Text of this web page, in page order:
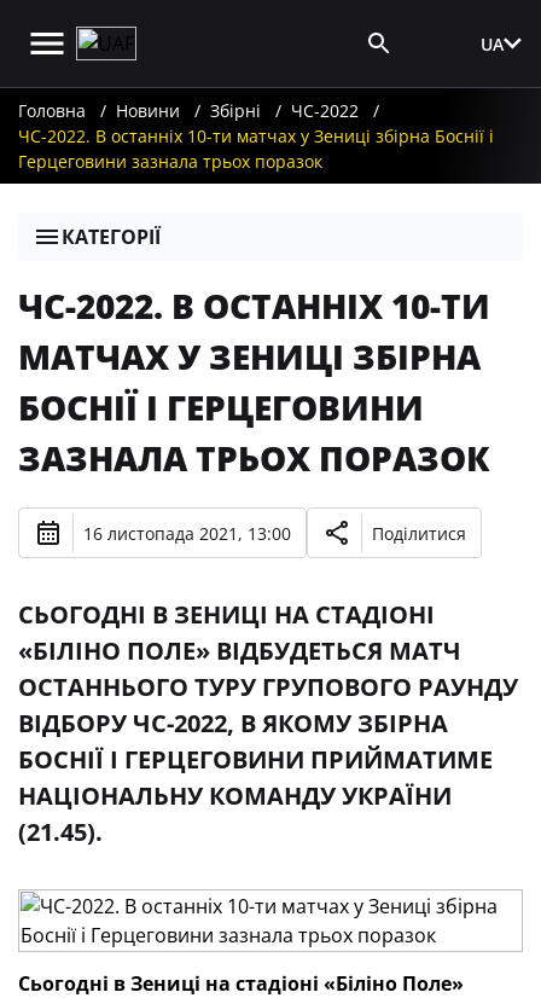
UA
Головна Новини Збірні
ЧС-2022
ЧС-2022. В останніх 10-ти матчах у Зениці збірна Боснії і
Герцеговини зазнала трьох поразок
КАТЕГОРІЇ
ЧС-2022. В ОСТАННІХ 10-ТИ
МАТЧАХ У ЗЕНИЦІ ЗБІРНА
БОСНІЇ І ГЕРЦЕГОВИНИ
ЗАЗНАЛА ТРЬОХ ПОРАЗОК
16 листопада 2021, 13:00 Поділитися
СЬОГОДНІ В ЗЕНИЦІ НА СТАДІОНІ
«БІЛІНО ПОЛЕ» ВІДБУДЕТЬСЯ МАТЧ
ОСТАННЬОГО ТУРУ ГРУПОВОГО РАУНДУ
ВІДБОРУ ЧС-2022, В ЯКОМУ ЗБІРНА
БОСНІЇ І ГЕРЦЕГОВИНИ ПРИЙМАТИМЕ
НАЦІОНАЛЬНУ КОМАНДУ УКРАЇНИ
(21.45).
Сьогодні в Зениці на стадіоні «Біліно Поле»